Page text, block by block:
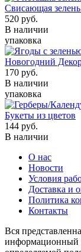
Свисающая
520 руб.
В наличии
упаковка
Новогодний
170 руб.
В наличии
упаковка
Букеты из цветов
144 руб.
В наличии
О нас
Новости
Условия
Доставка и
Политика
Контакты
Вся
информационный